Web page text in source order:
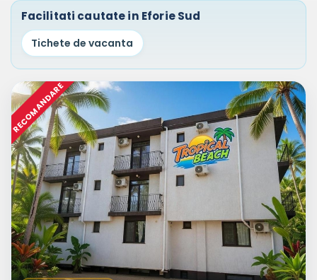
Număr
de
stele
Neclasificat
Facilități
Facilitati cautate in Eforie Sud
Tichete de vacanta
RECOMANDARE